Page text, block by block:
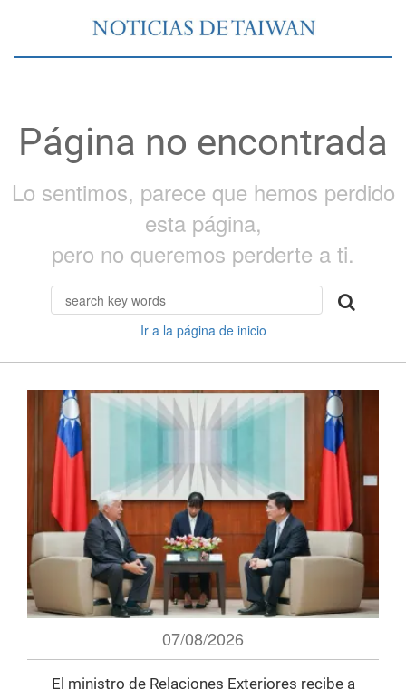
Página no encontrada
Lo sentimos, parece que hemos perdido
esta página,
pero no queremos perderte a ti.
Ir a la página de inicio
07/08/2026
El ministro de Relaciones Exteriores recibe a